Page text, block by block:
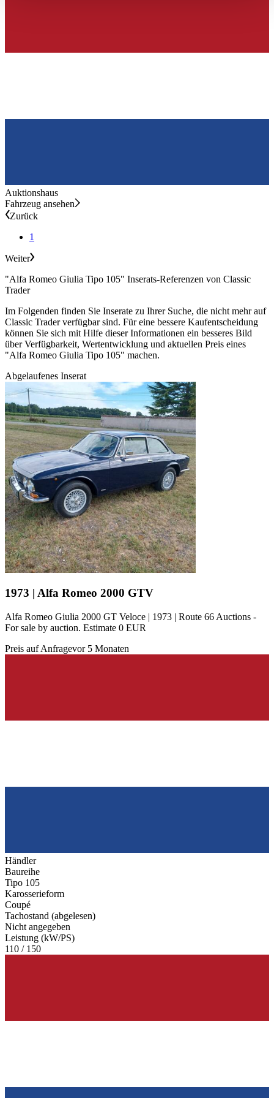
Auktionshaus
Fahrzeug ansehen
Zurück
1
Weiter
"Alfa Romeo Giulia Tipo 105" Inserats-Referenzen von Classic
Trader
Im Folgenden finden Sie Inserate zu Ihrer Suche, die nicht mehr auf
Classic Trader verfügbar sind. Für eine bessere Kaufentscheidung
können Sie sich mit Hilfe dieser Informationen ein besseres Bild
über Verfügbarkeit, Wertentwicklung und aktuellen Preis eines
"Alfa Romeo Giulia Tipo 105" machen.
Abgelaufenes Inserat
1973 | Alfa Romeo 2000 GTV
Alfa Romeo Giulia 2000 GT Veloce | 1973 | Route 66 Auctions -
For sale by auction. Estimate 0 EUR
Preis auf Anfragevor 5 Monaten
Händler
Baureihe
Tipo 105
Karosserieform
Coupé
Tachostand (abgelesen)
Nicht angegeben
Leistung (kW/PS)
110 / 150